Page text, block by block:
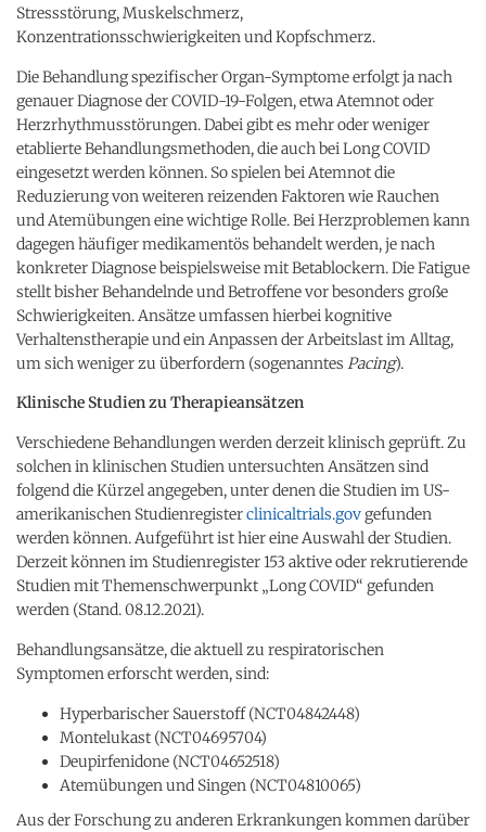
Stressstörung, Muskelschmerz,
Konzentrationsschwierigkeiten und Kopfschmerz.
Die Behandlung spezifischer Organ-Symptome erfolgt ja nach
genauer Diagnose der COVID-19-Folgen, etwa Atemnot oder
Herzrhythmusstörungen. Dabei gibt es mehr oder weniger
etablierte Behandlungsmethoden, die auch bei Long COVID
eingesetzt werden können. So spielen bei Atemnot die
Reduzierung von weiteren reizenden Faktoren wie Rauchen
und Atemübungen eine wichtige Rolle. Bei Herzproblemen kann
dagegen häufiger medikamentös behandelt werden, je nach
konkreter Diagnose beispielsweise mit Betablockern. Die Fatigue
stellt bisher Behandelnde und Betroffene vor besonders große
Schwierigkeiten. Ansätze umfassen hierbei kognitive
Verhaltenstherapie und ein Anpassen der Arbeitslast im Alltag,
um sich weniger zu überfordern (sogenanntes Pacing).
Klinische Studien zu Therapieansätzen
Verschiedene Behandlungen werden derzeit klinisch geprüft. Zu
solchen in klinischen Studien untersuchten Ansätzen sind
folgend die Kürzel angegeben, unter denen die Studien im US-
amerikanischen Studienregisterclinicaltrials.gov gefunden
werden können. Aufgeführt ist hier eine Auswahl der Studien.
Derzeit können im Studienregister 153 aktive oder rekrutierende
Studien mit Themenschwerpunkt „Long COVID“ gefunden
werden (Stand. 08.12.2021).
Behandlungsansätze, die aktuell zu respiratorischen
Symptomen erforscht werden, sind:
Hyperbarischer Sauerstoff (NCT04842448)
Montelukast (NCT04695704)
Deupirfenidone (NCT04652518)
Atemübungen und Singen (NCT04810065)
Aus der Forschung zu anderen Erkrankungen kommen darüber